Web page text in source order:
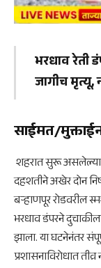
भरधाव रेती
जागीच मृत्यू,
साईमत/
शहरात सुरू असलेल्या
दहशतीने अखेर दोन
बऱ्हाणपूर रोडवरील
भरधाव डंपरने
झाला. या घटनेनंतर
प्रशासनाविरोधात